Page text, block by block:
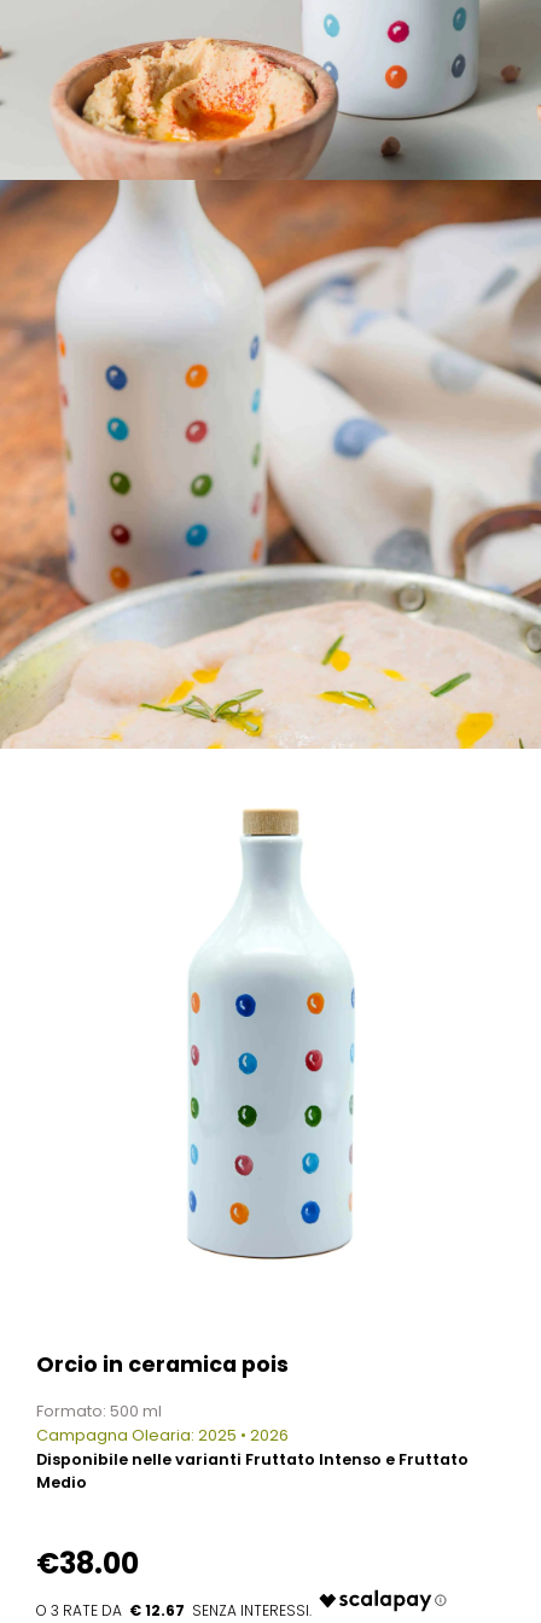
Orcio in ceramica pois
Formato: 500 ml
Campagna Olearia: 2025 • 2026
Disponibile nelle varianti Fruttato Intenso e Fruttato
Medio
€38.00
€ 12.67